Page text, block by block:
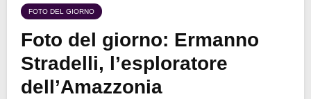
FOTO DEL GIORNO
Foto del giorno: Ermanno
Stradelli, l’esploratore
dell’Amazzonia